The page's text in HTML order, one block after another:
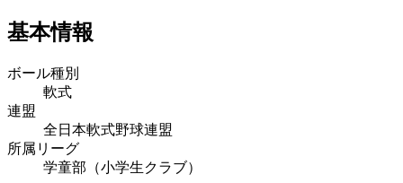
基本情報
ボール種別
軟式
連盟
全日本軟式野球連盟
所属リーグ
学童部（小学生クラブ）